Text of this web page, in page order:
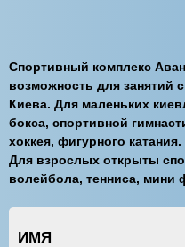
Спортивный комплекс
возможность для занятий
Киева. Для маленьких
бокса, спортивной
хоккея, фигурного катания.
Для взрослых открыты
волейбола, тенниса, мини
ИМЯ